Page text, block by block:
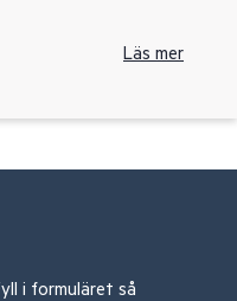
Läs mer
i formuläret så